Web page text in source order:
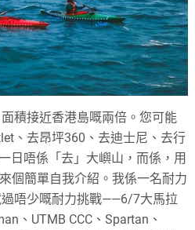
積接近香港島嘅兩倍。您可能
、去昂坪360、去迪士尼、去行
日唔係「去」大嶼山，而係，用
個簡單自我介紹。我係一名耐力
唔少嘅耐力挑戰——6/7大馬拉
、UTMB CCC、Spartan、